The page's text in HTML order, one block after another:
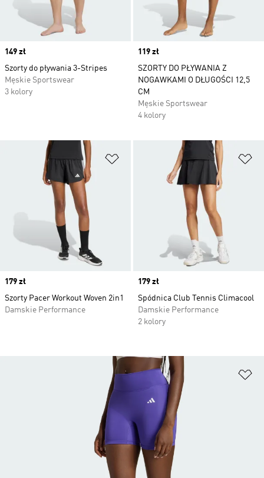
Price
149 zł
Szorty do pływania 3-Stripes
Męskie Sportswear
3 kolory
Price
119 zł
SZORTY DO PŁYWANIA Z
NOGAWKAMI O DŁUGOŚCI 12,5
CM
Męskie Sportswear
4 kolory
Dodaj do listy życzeń
Price
179 zł
Szorty Pacer Workout Woven 2in1
Damskie Performance
Price
179 zł
Spódnica Club Tennis Climacool
Damskie Performance
2 kolory